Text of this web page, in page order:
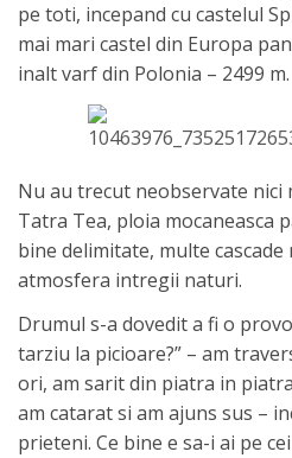
pe toti, incepand cu castelul
mai mari castel din Europa
inalt varf din Polonia – 2499 m.
Nu au trecut neobservate nici
Tatra Tea, ploia mocaneasca
bine delimitate, multe
atmosfera intregii naturi.
Drumul s-a dovedit a fi o
tarziu la picioare?” – am
ori, am sarit din piatra in
am catarat si am ajuns sus –
prieteni. Ce bine e sa-i ai pe